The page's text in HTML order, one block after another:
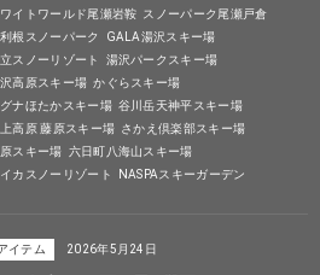
イトワールド尾瀬岩鞍 スノーパーク尾瀬戸倉
根スノーパーク
GALA湯沢スキー場
スノーリゾート
湯沢パークスキー場
高原スキー場 かぐらスキー場
ナほたかスキー場 谷川岳天神平スキー場
高原 藤原スキー場 さかえ倶楽部スキー場
スキー場 六日町八海山スキー場
カスノーリゾート
NASPAスキーガーデン
イテム 2026年5月24日